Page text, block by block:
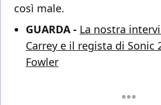
così male.
GUARDA - La nostra
Carrey e il regista di Sonic
Fowler